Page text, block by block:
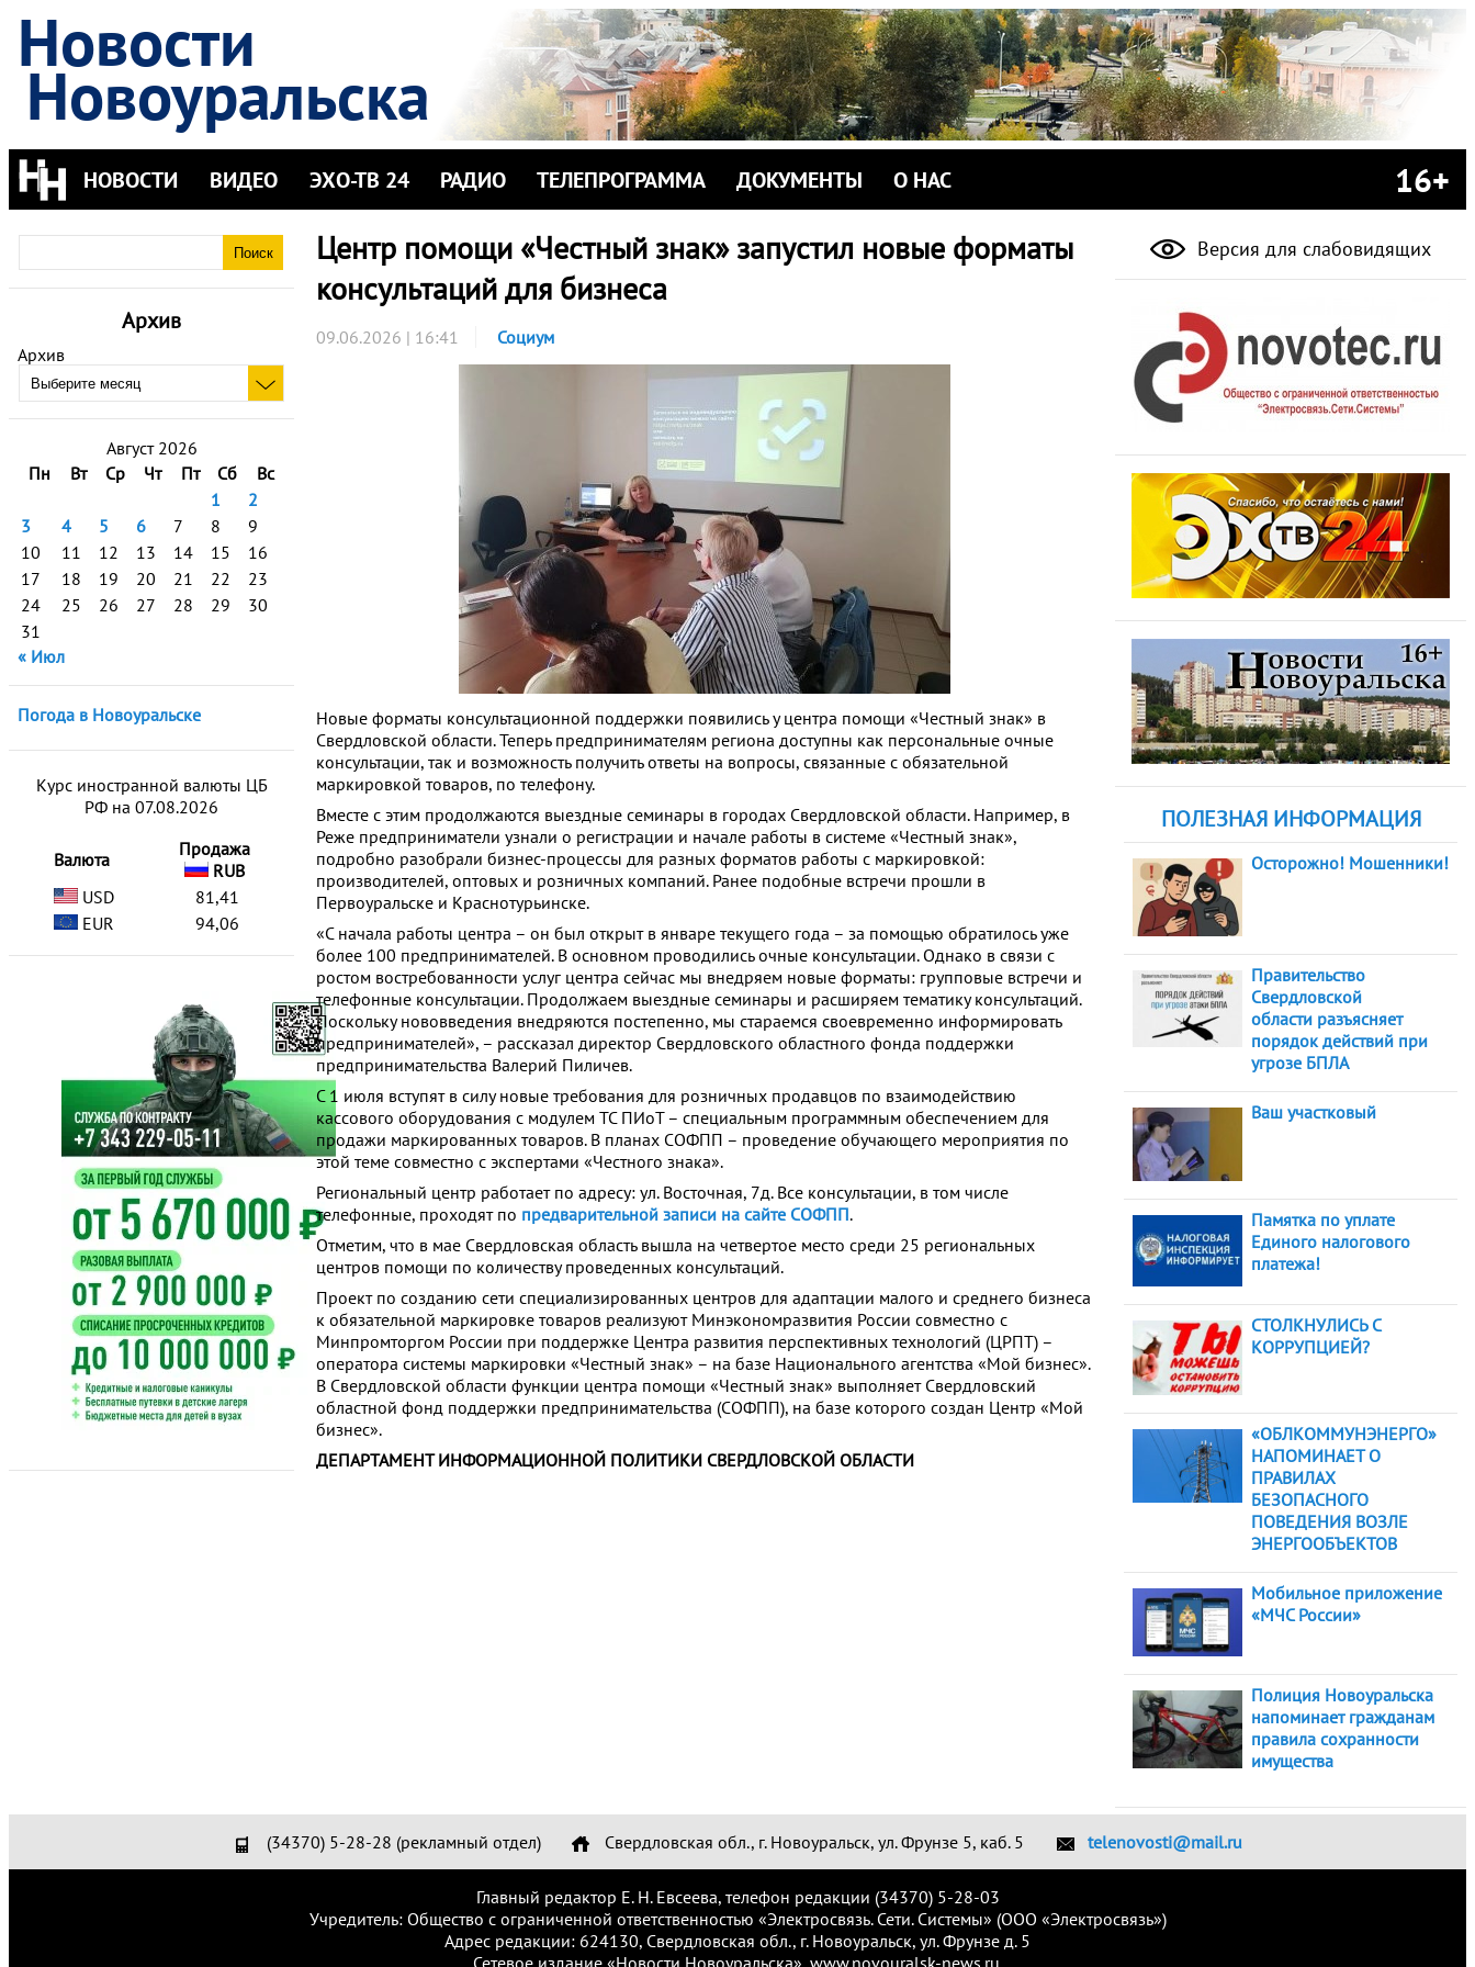
Новости
Новоуральска
НОВОСТИ ВИДЕО ЭХО-ТВ 24 РАДИО ТЕЛЕПРОГРАММА ДОКУМЕНТЫ О НАС 16+
Архив
Архив
Август 2026
Пн
Вт Ср Чт Пт Сб
Вс
1
2
3
4 5 6 7 8
9
10
11 12 13 14 15
16
17
18 19 20 21 22
23
24
25 26 27 28 29
30
31
« Июл
Погода в Новоуральске
Курс иностранной валюты ЦБ
РФ на 07.08.2026
Валюта
Продажа
RUB
USD
81,41
EUR
94,06
Центр помощи «Честный знак» запустил новые форматы
консультаций для бизнеса
09.06.2026 | 16:41 Социум
Новые форматы консультационной поддержки появились у центра помощи «Честный знак» в
Свердловской области. Теперь предпринимателям региона доступны как персональные очные
консультации, так и возможность получить ответы на вопросы, связанные с обязательной
маркировкой товаров, по телефону.
Вместе с этим продолжаются выездные семинары в городах Свердловской области. Например, в
Реже предприниматели узнали о регистрации и начале работы в системе «Честный знак»,
подробно разобрали бизнес-процессы для разных форматов работы с маркировкой:
производителей, оптовых и розничных компаний. Ранее подобные встречи прошли в
Первоуральске и Краснотурьинске.
«С начала работы центра – он был открыт в январе текущего года – за помощью обратилось уже
более 100 предпринимателей. В основном проводились очные консультации. Однако в связи с
ростом востребованности услуг центра сейчас мы внедряем новые форматы: групповые встречи и
телефонные консультации. Продолжаем выездные семинары и расширяем тематику консультаций.
Поскольку нововведения внедряются постепенно, мы стараемся своевременно информировать
предпринимателей», – рассказал директор Свердловского областного фонда поддержки
предпринимательства Валерий Пиличев.
С 1 июля вступят в силу новые требования для розничных продавцов по взаимодействию
кассового оборудования с модулем ТС ПИоТ – специальным программным обеспечением для
продажи маркированных товаров. В планах СОФПП – проведение обучающего мероприятия по
этой теме совместно с экспертами «Честного знака».
Региональный центр работает по адресу: ул. Восточная, 7д. Все консультации, в том числе
телефонные, проходят по предварительной записи на сайте СОФПП.
Отметим, что в мае Свердловская область вышла на четвертое место среди 25 региональных
центров помощи по количеству проведенных консультаций.
Проект по созданию сети специализированных центров для адаптации малого и среднего бизнеса
к обязательной маркировке товаров реализуют Минэкономразвития России совместно с
Минпромторгом России при поддержке Центра развития перспективных технологий (ЦРПТ) –
оператора системы маркировки «Честный знак» – на базе Национального агентства «Мой бизнес».
В Свердловской области функции центра помощи «Честный знак» выполняет Свердловский
областной фонд поддержки предпринимательства (СОФПП), на базе которого создан Центр «Мой
бизнес».
ДЕПАРТАМЕНТ ИНФОРМАЦИОННОЙ ПОЛИТИКИ СВЕРДЛОВСКОЙ ОБЛАСТИ
Версия для слабовидящих
ПОЛЕЗНАЯ ИНФОРМАЦИЯ
Осторожно! Мошенники!
Правительство
Свердловской
области разъясняет
порядок действий при
угрозе БПЛА
Ваш участковый
Памятка по уплате
Единого налогового
платежа!
СТОЛКНУЛИСЬ С
КОРРУПЦИЕЙ?
«ОБЛКОММУНЭНЕРГО»
НАПОМИНАЕТ О
ПРАВИЛАХ
БЕЗОПАСНОГО
ПОВЕДЕНИЯ ВОЗЛЕ
ЭНЕРГООБЪЕКТОВ
Мобильное приложение
«МЧС России»
Полиция Новоуральска
напоминает гражданам
правила сохранности
имущества
(34370) 5-28-28 (рекламный отдел) Свердловская обл., г. Новоуральск, ул. Фрунзе 5, каб. 5 telenovosti@mail.ru
Главный редактор Е. Н. Евсеева, телефон редакции (34370) 5-28-03
Учредитель: Общество с ограниченной ответственностью «Электросвязь. Сети. Системы» (ООО «Электросвязь»)
Адрес редакции: 624130, Свердловская обл., г. Новоуральск, ул. Фрунзе д. 5